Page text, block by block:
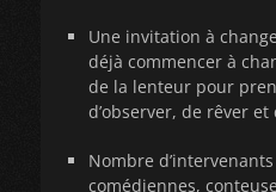
Une invitation à
déjà commencer à
de la lenteur pour
d’observer, de rêver et
Nombre
comédiennes,